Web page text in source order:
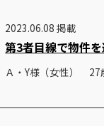
2023.06.08 掲載
第3者目線で物件
Ａ・Y様（女性）